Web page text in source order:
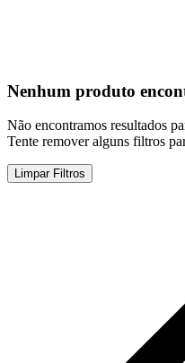
Nenhum produto
Não encontramos resultados
Tente remover alguns filtros
Limpar Filtros